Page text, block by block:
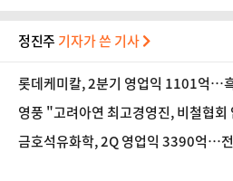
정진주 기자가 쓴 기사
롯데케미칼, 2분기 영업익 1101억…
영풍 "고려아연 최고경영진, 비철협
금호석유화학, 2Q 영업익 3390억…